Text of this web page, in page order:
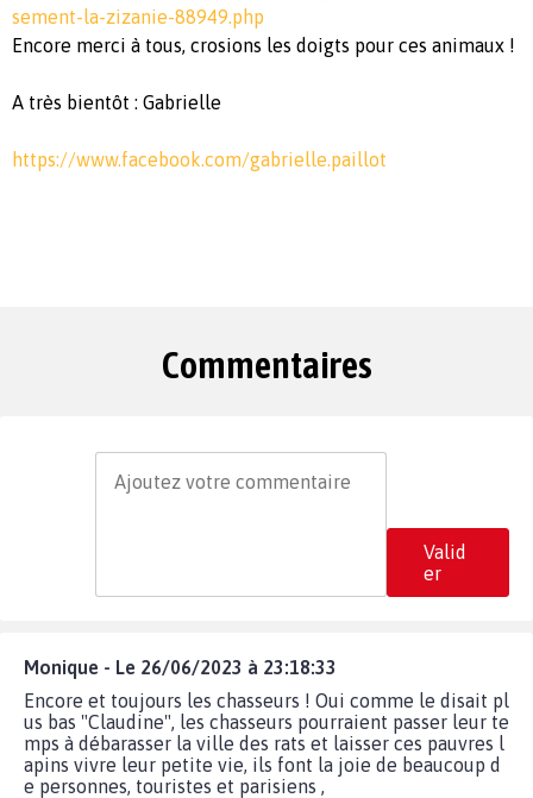
sement-la-zizanie-88949.php
Encore merci à tous, crosions les doigts pour ces animaux !
A très bientôt : Gabrielle
https://www.facebook.com/gabrielle.paillot
Commentaires
Valid
er
Monique - Le 26/06/2023 à 23:18:33
Encore et toujours les chasseurs ! Oui comme le disait pl
us bas "Claudine", les chasseurs pourraient passer leur te
mps à débarasser la ville des rats et laisser ces pauvres l
apins vivre leur petite vie, ils font la joie de beaucoup d
e personnes, touristes et parisiens ,